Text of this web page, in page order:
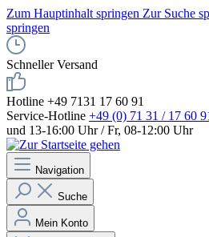
Zum Hauptinhalt springen Zur Suche
springen
Schneller Versand
Hotline +49 7131 17 60 91
Service-Hotline +49 (0) 71 31 / 17 60
und 13-16:00 Uhr / Fr, 08-12:00 Uhr
Navigation
Suche
Mein Konto